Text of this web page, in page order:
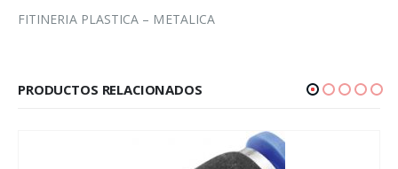
FITINERIA PLASTICA – METALICA
PRODUCTOS RELACIONADOS